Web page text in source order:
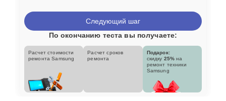
Следующий шаг
По окончанию теста вы получаете:
Расчет стоимости
ремонта Samsung
Расчет сроков
ремонта
Подарок:
скидку 25% на
ремонт техники
Samsung